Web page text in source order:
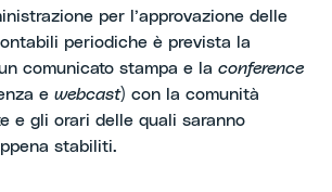
per l’approvazione delle
periodiche è prevista la
comunicato stampa e la conference
e webcast) con la comunità
e gli orari delle quali saranno
stabiliti.